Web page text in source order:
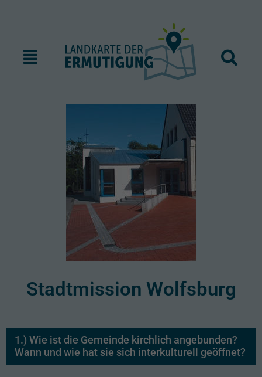
Stadtmission Wolfsburg
1.) Wie ist die Gemeinde kirchlich angebunden?
Wann und wie hat sie sich interkulturell geöffnet?